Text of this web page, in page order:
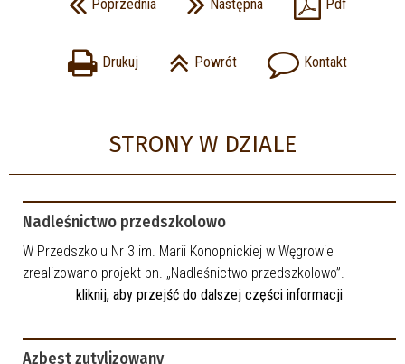
Poprzednia Następna Pdf
Drukuj Powrót Kontakt
STRONY W DZIALE
Nadleśnictwo przedszkolowo
W Przedszkolu Nr 3 im. Marii Konopnickiej w Węgrowie
zrealizowano projekt pn. „Nadleśnictwo przedszkolowo”.
kliknij, aby przejść do dalszej części informacji
Azbest zutylizowany